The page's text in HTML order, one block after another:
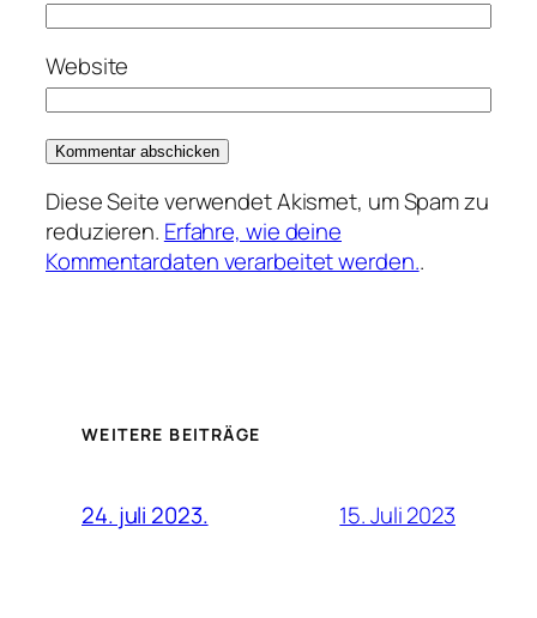
Website
Diese Seite verwendet Akismet, um Spam zu
reduzieren. Erfahre, wie deine
Kommentardaten verarbeitet werden..
WEITERE BEITRÄGE
24. juli 2023. 15. Juli 2023